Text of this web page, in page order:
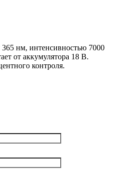
нм, интенсивностью 7000
от аккумулятора 18 В.
контроля.